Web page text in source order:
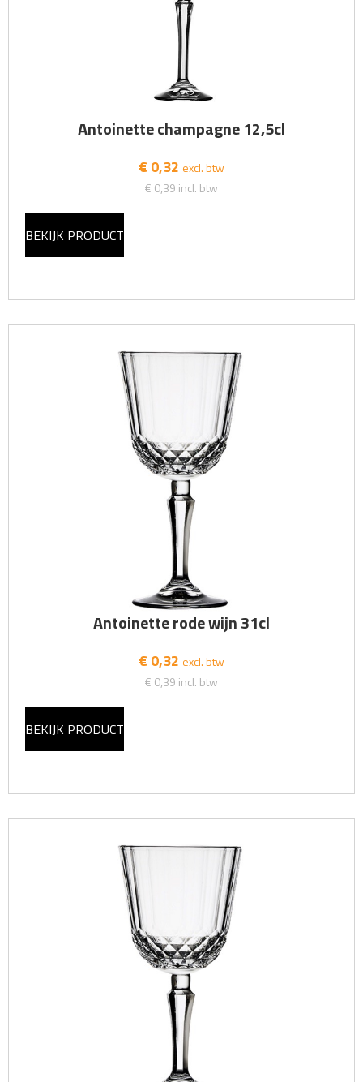
Antoinette champagne 12,5cl
€ 0,32 excl. btw
€ 0,39 incl. btw
BEKIJK PRODUCT
Antoinette rode wijn 31cl
€ 0,32 excl. btw
€ 0,39 incl. btw
BEKIJK PRODUCT